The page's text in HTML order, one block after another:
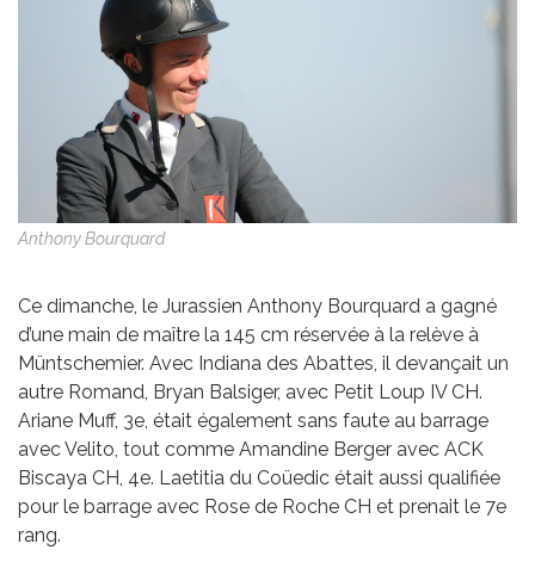
Anthony Bourquard
Ce dimanche, le Jurassien Anthony Bourquard a gagné
d’une main de maître la 145 cm réservée à la relève à
Müntschemier. Avec Indiana des Abattes, il devançait un
autre Romand, Bryan Balsiger, avec Petit Loup IV CH.
Ariane Muff, 3e, était également sans faute au barrage
avec Velito, tout comme Amandine Berger avec ACK
Biscaya CH, 4e. Laetitia du Coüedic était aussi qualifiée
pour le barrage avec Rose de Roche CH et prenait le 7e
rang.